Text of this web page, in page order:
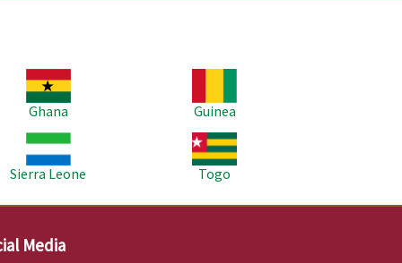
Ghana
Guinea
Sierra Leone
Togo
Media